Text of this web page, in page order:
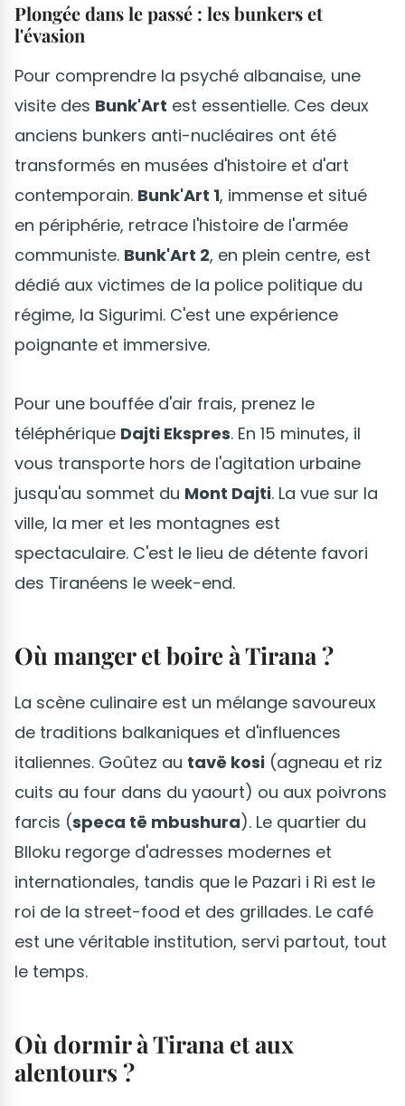
Plongée dans le passé : les bunkers et
l'évasion
Pour comprendre la psyché albanaise, une
visite des Bunk'Art est essentielle. Ces deux
anciens bunkers anti-nucléaires ont été
transformés en musées d'histoire et d'art
contemporain. Bunk'Art 1, immense et situé
en périphérie, retrace l'histoire de l'armée
communiste. Bunk'Art 2, en plein centre, est
dédié aux victimes de la police politique du
régime, la Sigurimi. C'est une expérience
poignante et immersive.
Pour une bouffée d'air frais, prenez le
téléphérique Dajti Ekspres. En 15 minutes, il
vous transporte hors de l'agitation urbaine
jusqu'au sommet du Mont Dajti. La vue sur la
ville, la mer et les montagnes est
spectaculaire. C'est le lieu de détente favori
des Tiranéens le week-end.
Où manger et boire à Tirana ?
La scène culinaire est un mélange savoureux
de traditions balkaniques et d'influences
italiennes. Goûtez au tavë kosi (agneau et riz
cuits au four dans du yaourt) ou aux poivrons
farcis (speca të mbushura). Le quartier du
Blloku regorge d'adresses modernes et
internationales, tandis que le Pazari i Ri est le
roi de la street-food et des grillades. Le café
est une véritable institution, servi partout, tout
le temps.
Où dormir à Tirana et aux
alentours ?